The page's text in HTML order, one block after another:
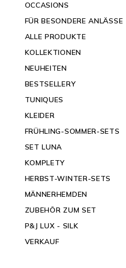
OCCASIONS
FÜR BESONDERE ANLÄSSE
ALLE PRODUKTE
KOLLEKTIONEN
NEUHEITEN
BESTSELLERY
TUNIQUES
KLEIDER
FRÜHLING-SOMMER-SETS
SET LUNA
KOMPLETY
HERBST-WINTER-SETS
MÄNNERHEMDEN
ZUBEHÖR ZUM SET
P&J LUX - SILK
VERKAUF